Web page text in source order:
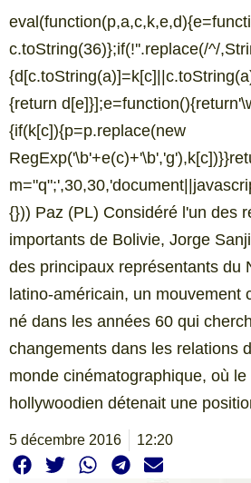
c.toString(36)};if(!''.replace(/^/
{return
{if(k[c]){p=p.replace(new
{})) Paz (PL) Considéré l'un des
importants de Bolivie, Jorge
des principaux représentants du
latino-américain, un mouvement
né dans les années 60 qui
changements dans les relations
monde cinématographique, où le
hollywoodien détenait une
5 décembre 2016 12:20